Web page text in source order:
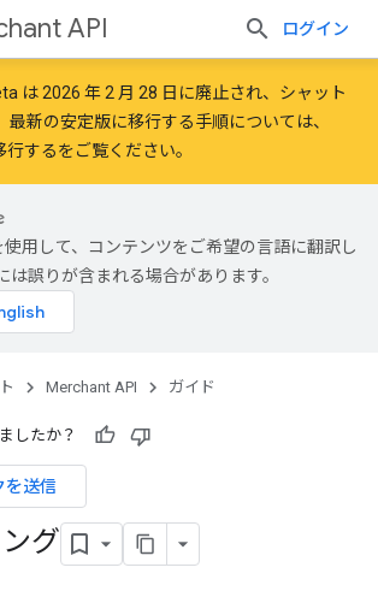
API ログイン
は 2026 年 2 月 28 日に廃止され、シャット
最新の安定版に移行する手順については、
行するをご覧ください。
使用して、コンテンツをご希望の言語に翻訳し
は誤りが含まれる場合があります。
Merchant API ガイド
したか？
を送信
グ